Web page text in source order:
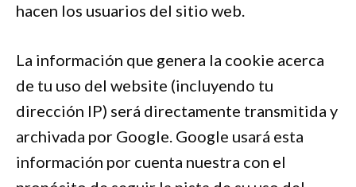
hacen los usuarios del sitio web.
La información que genera la cookie acerca
de tu uso del website (incluyendo tu
dirección IP) será directamente transmitida y
archivada por Google. Google usará esta
información por cuenta nuestra con el